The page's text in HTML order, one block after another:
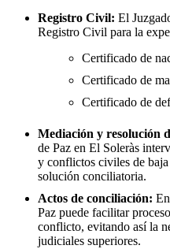
Registro Civil: El
Registro Civil para la
Certificado de
Certificado de
Certificado de
Mediación y resolución
de Paz en El Soleràs
y conflictos civiles de
solución conciliatoria.
Actos de conciliación:
Paz puede facilitar
conflicto, evitando así la
judiciales superiores.